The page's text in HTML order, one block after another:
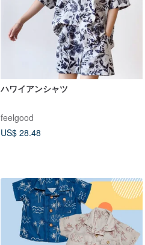
ハワイアンシャツ
feelgood
US$ 28.48